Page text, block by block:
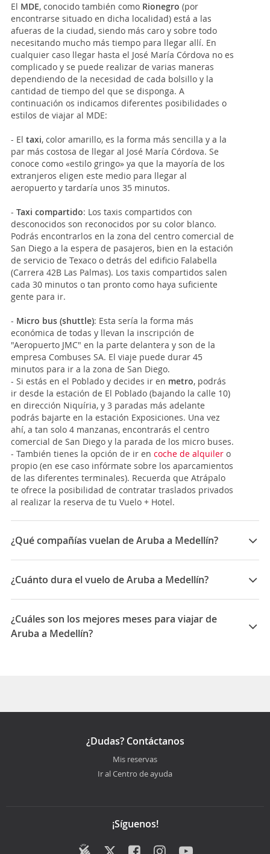
El MDE, conocido también como Rionegro (por
encontrarse situado en dicha localidad) está a las
afueras de la ciudad, siendo más caro y sobre todo
necesitando mucho más tiempo para llegar allí. En
cualquier caso llegar hasta el José María Córdova no es
complicado y se puede realizar de varias maneras
dependiendo de la necesidad de cada bolsillo y la
cantidad de tiempo del que se disponga. A
continuación os indicamos diferentes posibilidades o
estilos de viajar al MDE:
- El taxi, color amarillo, es la forma más sencilla y a la
par más costosa de llegar al José María Córdova. Se
conoce como «estilo gringo» ya que la mayoría de los
extranjeros eligen este medio para llegar al
aeropuerto y tardaría unos 35 minutos.
- Taxi compartido: Los taxis compartidos con
desconocidos son reconocidos por su color blanco.
Podrás encontrarlos en la zona del centro comercial de
San Diego a la espera de pasajeros, bien en la estación
de servicio de Texaco o detrás del edificio Falabella
(Carrera 42B Las Palmas). Los taxis compartidos salen
cada 30 minutos o tan pronto como haya suficiente
gente para ir.
- Micro bus (shuttle): Esta sería la forma más
económica de todas y llevan la inscripción de
"Aeropuerto JMC" en la parte delantera y son de la
empresa Combuses SA. El viaje puede durar 45
minutos para ir a la zona de San Diego.
- Si estás en el Poblado y decides ir en metro, podrás
ir desde la estación de El Poblado (bajando la calle 10)
en dirección Niquíria, y 3 paradas más adelante
podrás bajarte en la estación Exposiciones. Una vez
ahí, a tan solo 4 manzanas, encontrarás el centro
comercial de San Diego y la parada de los micro buses.
- También tienes la opción de ir en coche de alquiler o
propio (en ese caso infórmate sobre los aparcamientos
de las diferentes terminales). Recuerda que Atrápalo
te ofrece la posibilidad de contratar traslados privados
al realizar la reserva de tu Vuelo + Hotel.
¿Qué compañías vuelan de Aruba a Medellín?
Las compañías que vuelan de Aruba a Medellín son:
Avianca, LATAM Airlines, Copa Airlines
¿Cuánto dura el vuelo de Aruba a Medellín?
La duración media para viajar entre Aruba y Medellín
es 05:47
¿Cuáles son los mejores meses para viajar de
Aruba a Medellín?
¿Dudas? Contáctanos
Mis reservas
Ir al Centro de ayuda
¡Síguenos!